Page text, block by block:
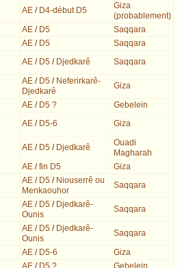
AE / D4-début D5
Giza
(probablement)
AE / D5
Saqqara
AE / D5
Saqqara
AE / D5 / Djedkarê Saqqara
AE / D5 / Neferirkarê-
Djedkarê
Giza
AE / D5 ?
Gebelein
AE / D5-6 Giza
AE / D5 / Djedkarê
Ouadi
Magharah
AE /fin D5
Giza
AE / D5 / Niouserrê ou
Menkaouhor
Saqqara
AE / D5 / Djedkarê-
Ounis
Saqqara
AE / D5 / Djedkarê-
Ounis
Saqqara
AE / D5-6
Giza
AE / D5 ? Gebelein